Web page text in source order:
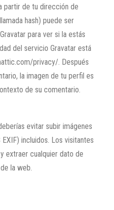
partir de tu dirección de
hash) puede ser
para ver si la estás
del servicio Gravatar está
privacy/. Después
la imagen de tu perfil es
de su comentario.
evitar subir imágenes
incluidos. Los visitantes
extraer cualquier dato de
la web.